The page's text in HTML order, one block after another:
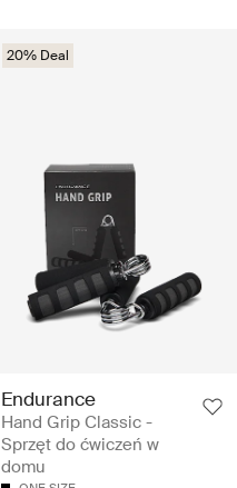
20% Deal
Endurance
Hand Grip Classic -
Sprzęt do ćwiczeń w
domu